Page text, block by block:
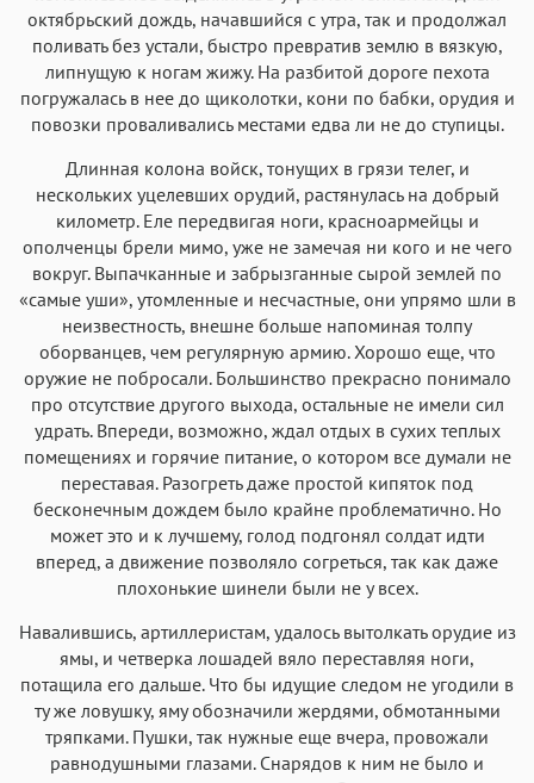
октябрьский дождь, начавшийся с утра, так и продолжал
поливать без устали, быстро превратив землю в вязкую,
липнущую к ногам жижу. На разбитой дороге пехота
погружалась в нее до щиколотки, кони по бабки, орудия и
повозки проваливались местами едва ли не до ступицы.
Длинная колона войск, тонущих в грязи телег, и
нескольких уцелевших орудий, растянулась на добрый
километр. Еле передвигая ноги, красноармейцы и
ополченцы брели мимо, уже не замечая ни кого и не чего
вокруг. Выпачканные и забрызганные сырой землей по
«самые уши», утомленные и несчастные, они упрямо шли в
неизвестность, внешне больше напоминая толпу
оборванцев, чем регулярную армию. Хорошо еще, что
оружие не побросали. Большинство прекрасно понимало
про отсутствие другого выхода, остальные не имели сил
удрать. Впереди, возможно, ждал отдых в сухих теплых
помещениях и горячие питание, о котором все думали не
переставая. Разогреть даже простой кипяток под
бесконечным дождем было крайне проблематично. Но
может это и к лучшему, голод подгонял солдат идти
вперед, а движение позволяло согреться, так как даже
плохонькие шинели были не у всех.
Навалившись, артиллеристам, удалось вытолкать орудие из
ямы, и четверка лошадей вяло переставляя ноги,
потащила его дальше. Что бы идущие следом не угодили в
ту же ловушку, яму обозначили жердями, обмотанными
тряпками. Пушки, так нужные еще вчера, провожали
равнодушными глазами. Снарядов к ним не было и